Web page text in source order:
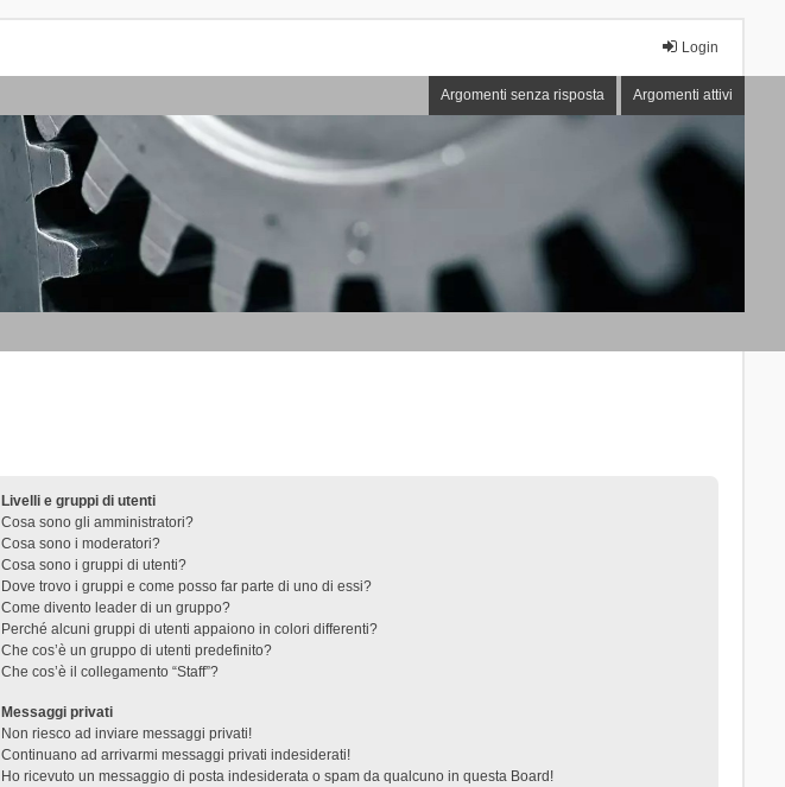
Login
Argomenti senza risposta Argomenti attivi
Livelli e gruppi di utenti
Cosa sono gli amministratori?
Cosa sono i moderatori?
Cosa sono i gruppi di utenti?
Dove trovo i gruppi e come posso far parte di uno di essi?
Come divento leader di un gruppo?
Perché alcuni gruppi di utenti appaiono in colori differenti?
Che cos’è un gruppo di utenti predefinito?
Che cos’è il collegamento “Staff”?
Messaggi privati
Non riesco ad inviare messaggi privati!
Continuano ad arrivarmi messaggi privati indesiderati!
Ho ricevuto un messaggio di posta indesiderata o spam da qualcuno in questa Board!